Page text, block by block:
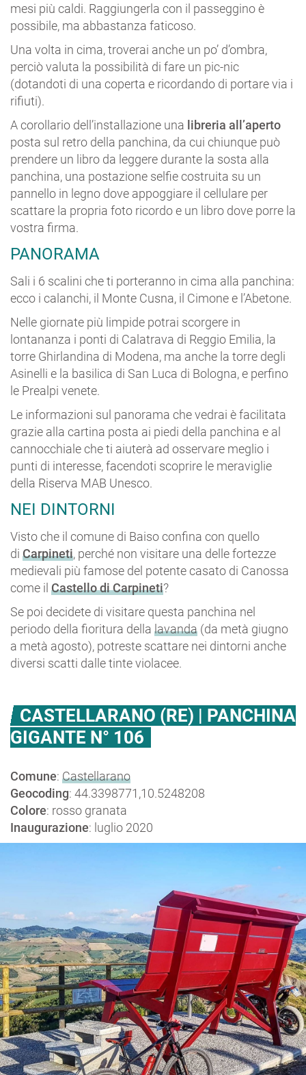
mesi più caldi. Raggiungerla con il passeggino è
possibile, ma abbastanza faticoso.
Una volta in cima, troverai anche un po’ d’ombra,
perciò valuta la possibilità di fare un pic-nic
(dotandoti di una coperta e ricordando di portare via i
rifiuti).
A corollario dell’installazione una libreria all’aperto
posta sul retro della panchina, da cui chiunque può
prendere un libro da leggere durante la sosta alla
panchina, una postazione selfie costruita su un
pannello in legno dove appoggiare il cellulare per
scattare la propria foto ricordo e un libro dove porre la
vostra firma.
PANORAMA
Sali i 6 scalini che ti porteranno in cima alla panchina:
ecco i calanchi, il Monte Cusna, il Cimone e l’Abetone.
Nelle giornate più limpide potrai scorgere in
lontananza i ponti di Calatrava di Reggio Emilia, la
torre Ghirlandina di Modena, ma anche la torre degli
Asinelli e la basilica di San Luca di Bologna, e perfino
le Prealpi venete.
Le informazioni sul panorama che vedrai è facilitata
grazie alla cartina posta ai piedi della panchina e al
cannocchiale che ti aiuterà ad osservare meglio i
punti di interesse, facendoti scoprire le meraviglie
della Riserva MAB Unesco.
NEI DINTORNI
Visto che il comune di Baiso confina con quello
di Carpineti, perché non visitare una delle fortezze
medievali più famose del potente casato di Canossa
come il Castello di Carpineti?
Se poi decidete di visitare questa panchina nel
periodo della fioritura della lavanda (da metà giugno
a metà agosto), potreste scattare nei dintorni anche
diversi scatti dalle tinte violacee.
CASTELLARANO (RE) | PANCHINA
GIGANTE N° 106
Comune: Castellarano
Geocoding: 44.3398771,10.5248208
Colore: rosso granata
Inaugurazione: luglio 2020